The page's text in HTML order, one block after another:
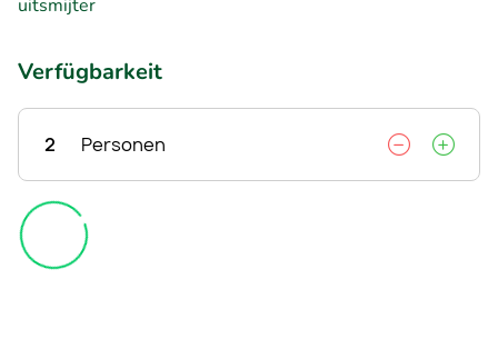
uitsmijter
Verfügbarkeit
2 Personen